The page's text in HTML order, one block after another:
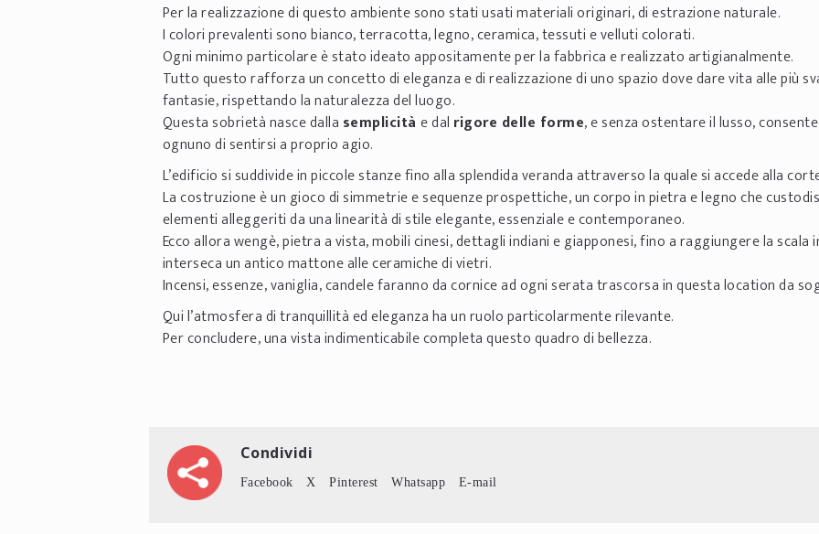
Per la realizzazione di questo ambiente sono stati usati materiali originari, di estrazione naturale.
I colori prevalenti sono bianco, terracotta, legno, ceramica, tessuti e velluti colorati.
Ogni minimo particolare è stato ideato appositamente per la fabbrica e realizzato artigianalmente.
Tutto questo rafforza un concetto di eleganza e di realizzazione di uno spazio dove dare vita alle più
fantasie, rispettando la naturalezza del luogo.
Questa sobrietà nasce dalla semplicità e dal rigore delle forme, e senza ostentare il lusso,
ognuno di sentirsi a proprio agio.
L’edificio si suddivide in piccole stanze fino alla splendida veranda attraverso la quale si accede alla
La costruzione è un gioco di simmetrie e sequenze prospettiche, un corpo in pietra e legno che
elementi alleggeriti da una linearità di stile elegante, essenziale e contemporaneo.
Ecco allora wengè, pietra a vista, mobili cinesi, dettagli indiani e giapponesi, fino a raggiungere la scala
interseca un antico mattone alle ceramiche di vietri.
Incensi, essenze, vaniglia, candele faranno da cornice ad ogni serata trascorsa in questa location da
Qui l’atmosfera di tranquillità ed eleganza ha un ruolo particolarmente rilevante.
Per concludere, una vista indimenticabile completa questo quadro di bellezza.
Condividi
Facebook X Pinterest Whatsapp E-mail